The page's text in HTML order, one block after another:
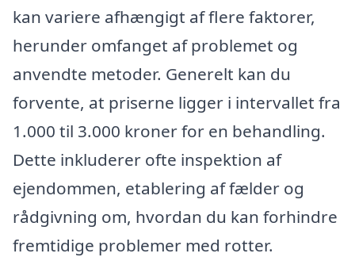
kan variere afhængigt af flere faktorer,
herunder omfanget af problemet og
anvendte metoder. Generelt kan du
forvente, at priserne ligger i intervallet fra
1.000 til 3.000 kroner for en behandling.
Dette inkluderer ofte inspektion af
ejendommen, etablering af fælder og
rådgivning om, hvordan du kan forhindre
fremtidige problemer med rotter.